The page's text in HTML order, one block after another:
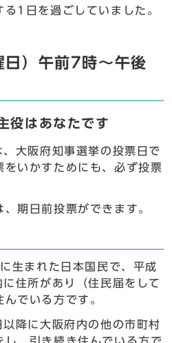
1日を過ごしていました。
）午前7時～午後
役はあなたです
大阪府知事選挙の投票日で
をいかすためにも、必ず投票
期日前投票ができます。
生まれた日本国民で、平成
住所があり（住民届をして
でいる方です。
降に大阪府内の他の市町村